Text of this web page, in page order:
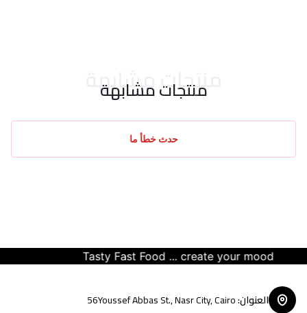
منتجات مشابهة
منتجات مشابهة
حدث خطأ ما
Tasty Fast Food ... create your mood
العنوان:
56Youssef Abbas St., Nasr City, Cairo